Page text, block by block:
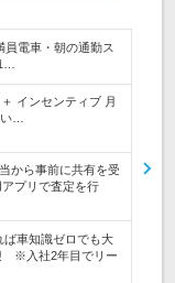
員電車・朝の通勤ス
インセンティブ 月
…
から事前に共有を受
プリで査定を行
ば車知識ゼロでも大
※入社2年目でリー